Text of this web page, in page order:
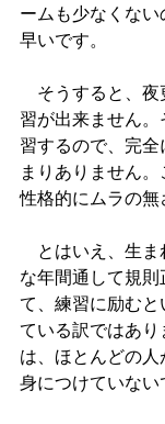
ームも少なくな
早いです。
そうすると、夜
習が出来ません
習するので、完
まりありません
性格的にムラの無
とはいえ、生ま
な年間通して規
て、練習に励む
ている訳ではあり
は、ほとんどの
身につけていない